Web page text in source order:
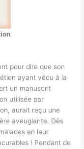
pour dire que son
ayant vécu à la
un manuscrit
utilisée par
aurait reçu une
aveuglante. Dès
en leur
! Pendant de